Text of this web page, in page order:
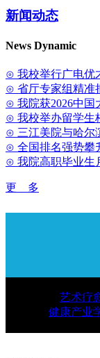
新闻动态
News Dynamic
⊙ 我校举行广电优
⊙ 省厅专家组精准
⊙ 我院获2026中国
⊙ 我校举办留学生
⊙ 三江美院与哈尔
⊙ 全国排名强势攀
⊙ 我院高职毕业生
更 多
艺术疗
健康产业